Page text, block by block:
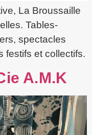
La Broussaille
Tables-
spectacles
festifs et collectifs.
A.M.K